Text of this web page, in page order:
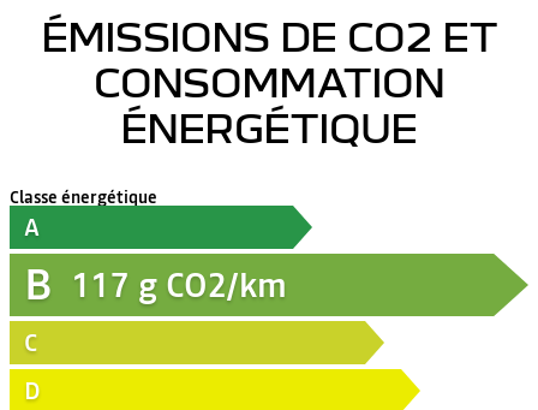
ÉMISSIONS DE CO2 ET
CONSOMMATION
ÉNERGÉTIQUE
Classe énergétique
A
B 117 g CO2/km
C
D